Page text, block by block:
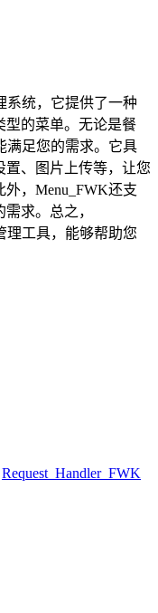
系统，它提供了一种
型的菜单。无论是餐
满足您的需求。它具
、图片上传等，让您
，Menu_FWK还支
求。总之，
理工具，能够帮助您
Request_Handler_FWK